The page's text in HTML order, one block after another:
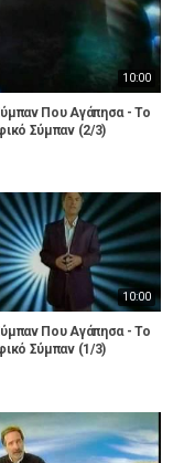
10:00
Που Αγάπησα - Το
Σύμπαν (2/3)
10:00
Που Αγάπησα - Το
Σύμπαν (1/3)